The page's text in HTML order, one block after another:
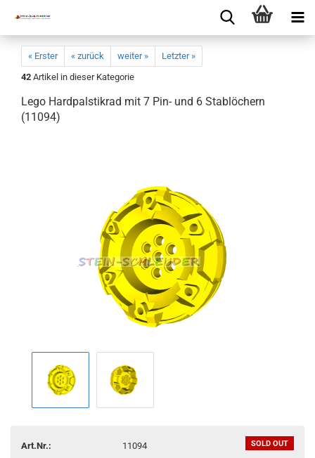
« Erster « zurück weiter »
Letzter »
42 Artikel in dieser Kategorie
Lego Hardpalstikrad mit 7 Pin- und 6 Stablöchern
(11094)
SOLD OUT
Art.Nr.:
11094